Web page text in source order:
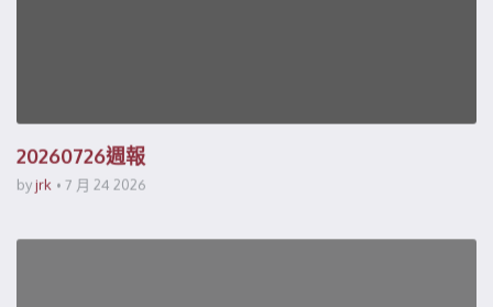
20260726週報
byjrk 7 月 24 2026